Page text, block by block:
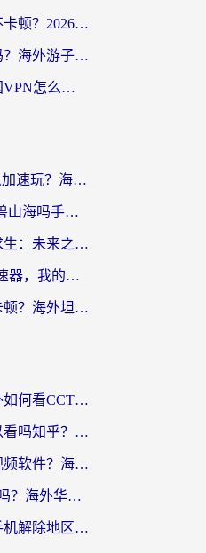
在国外怎么用虎牙不卡顿？2026海外华人亲测有效的回国加速器选择指南
斧牛和加速喵好用吗？海外游子的真实选择困境
马来西亚留学生回国VPN怎么选？3个避坑点+1款实测好用的加速器推荐
Sky光·遇在国外怎么加速玩？海外党亲测有效的国服游戏加速指南
在欧洲能玩天下-异兽山海吗手游？海外玩家的加速器生存指南
在欧洲怎么打绝地求生：未来之役不卡？留学生亲测的加速器避坑指南
人在美国玩BanG加速器，我的延迟终于绿了
海外玩坦克世界总卡顿？海外坦克世界加速器有哪些？实测好用的选择在这里
海外党亲测：在海外如何看CCTV？告别“仅限大陆播放”的实用指南
央视影音在海外可以看吗知乎？留学生亲测：3步解决地域限制+追剧自由
在国外怎么看咪咕视频软件？海外党亲测有效的回国加速方案
12123在国外能登录吗？海外华人必看的回国加速实用指南
海外党追剧必备：手机解除地区限制app怎么选？解决央视视频&国内剧地区限制全指南